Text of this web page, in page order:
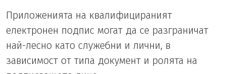
Приложенията на квалифицираният
електронен подпис могат да се разграничат
най-лесно като служебни и лични, в
зависимост от типа документ и ролята на